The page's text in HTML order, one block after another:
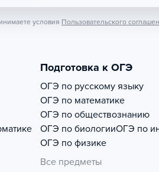
условия Пользовательского
Подготовка к ОГЭ
ОГЭ по русскому языку
ОГЭ по математике
ОГЭ по обществознанию
ОГЭ по биологииОГЭ по
ОГЭ по физике
Все предметы